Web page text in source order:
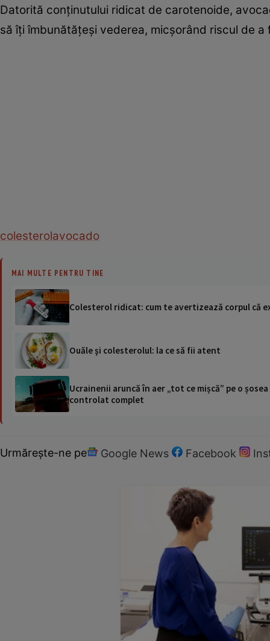
Datorită conţinutului ridicat de carotenoide,
să îţi îmbunătăţeşi vederea, micşorând riscul de
colesterolavocado
MAI MULTE PENTRU TINE
Colesterol ridicat: cum te avertizează corpul că
Ouăle şi colesterolul: la ce să fii atent
Ucrainenii aruncă în aer „tot ce mișcă” pe o
controlat complet
Urmărește-ne pe Google News Facebook